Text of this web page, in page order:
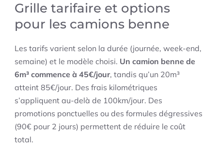
Grille tarifaire et options
pour les camions benne
Les tarifs varient selon la durée (journée, week-end,
semaine) et le modèle choisi. Un camion benne de
6m³ commence à 45€/jour, tandis qu’un 20m³
atteint 85€/jour. Des frais kilométriques
s’appliquent au-delà de 100km/jour. Des
promotions ponctuelles ou des formules dégressives
(90€ pour 2 jours) permettent de réduire le coût
total.